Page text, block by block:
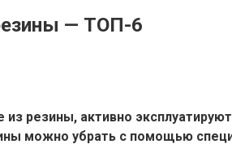
— ТОП-6
резины, активно
можно убрать с помощью